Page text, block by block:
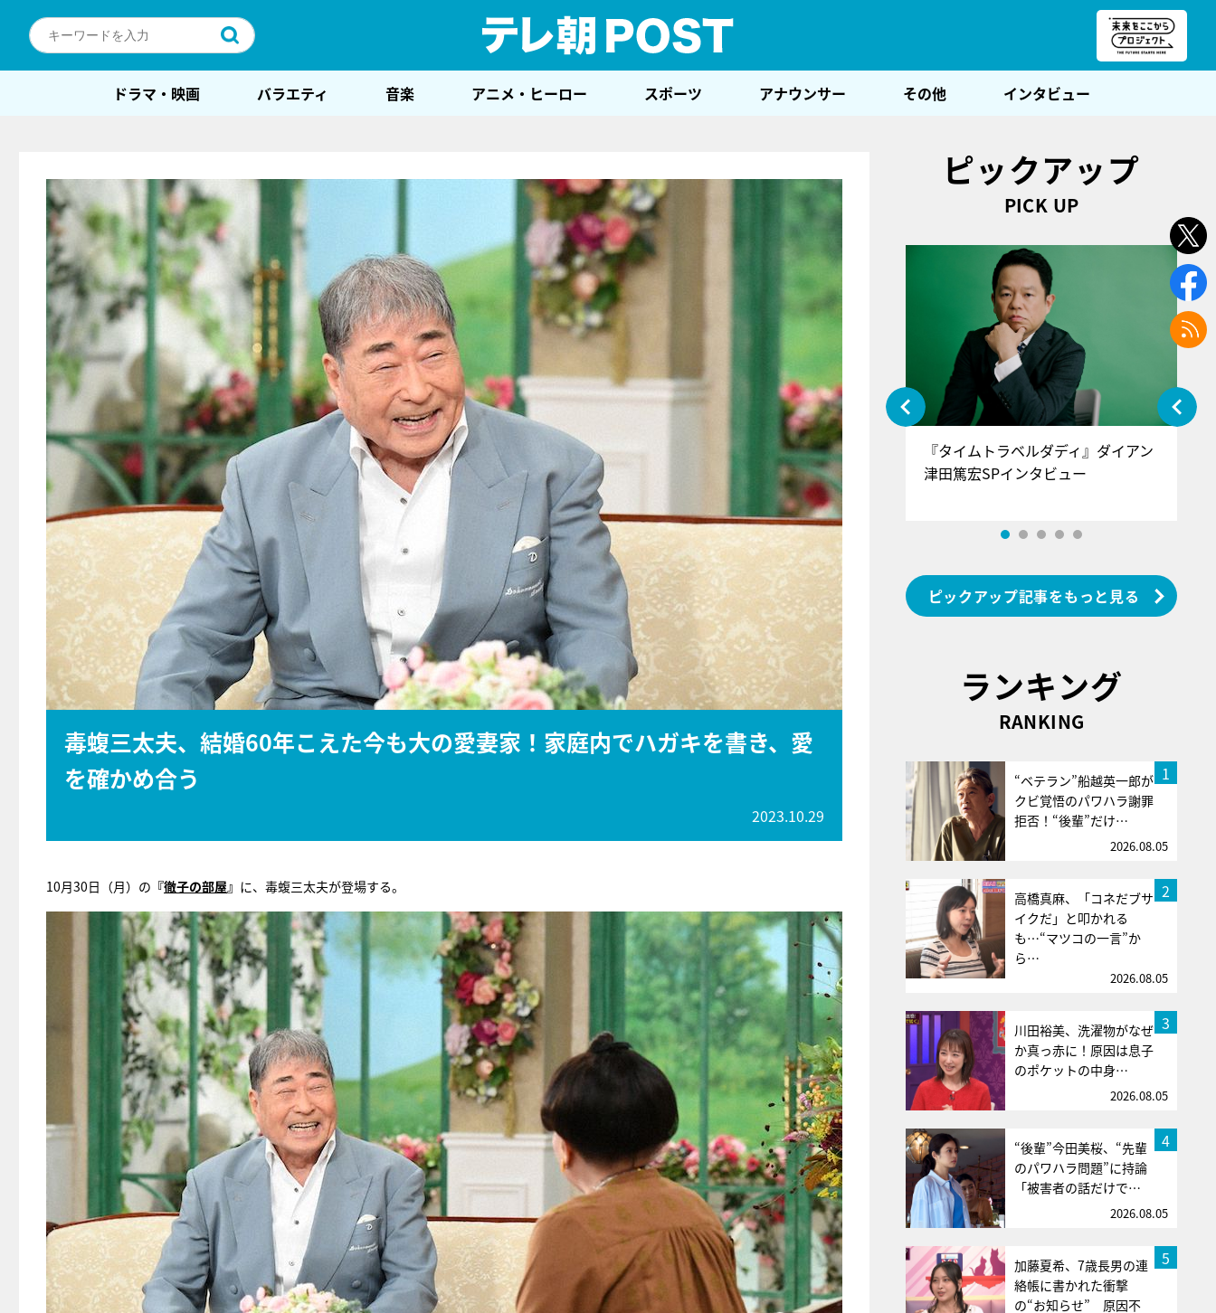
ドラマ・映画 バラエティ 音楽 アニメ・ヒーロー スポーツ アナウンサー その他 インタビュー
毒蝮三太夫、結婚60年こえた今も大の愛妻家！家庭内でハガキを書き、愛
を確かめ合う
2023.10.29
10月30日（月）の 『徹子の部屋』 に、毒蝮三太夫が登場する。
ピックアップ
PICK UP
『アイ＝ラブ！げーみんぐ』＝LOV
E齋藤樹愛羅＆佐々木舞香SPインタ
『タイムトラベルダディ』ダイアン
津田篤宏SPインタビュー
ピックアップ記事をもっと見る
ランキング
RANKING
1
“ベテラン”船越英一郎が
クビ覚悟のパワハラ謝罪
拒否！“後輩”だけ…
2026.08.05
2
高橋真麻、「コネだブサ
イクだ」と叩かれる
も…“マツコの一言”か
ら…
2026.08.05
3
川田裕美、洗濯物がなぜ
か真っ赤に！原因は息子
のポケットの中身…
2026.08.05
4
“後輩”今田美桜、“先輩
のパワハラ問題”に持論
「被害者の話だけで…
2026.08.05
5
加藤夏希、7歳長男の連
絡帳に書かれた衝撃
の“お知らせ” 原因不